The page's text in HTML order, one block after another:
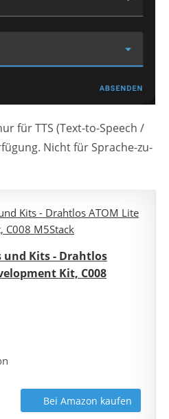
für TTS (Text-to-Speech /
Nicht für Sprache-zu-
Kits - Drahtlos
Kit, C008
Bei Amazon kaufen